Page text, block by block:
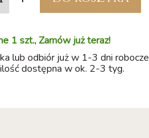
1 szt., Zamów już teraz!
lub odbiór już w 1-3 dni robocze
dostępna w ok. 2-3 tyg.